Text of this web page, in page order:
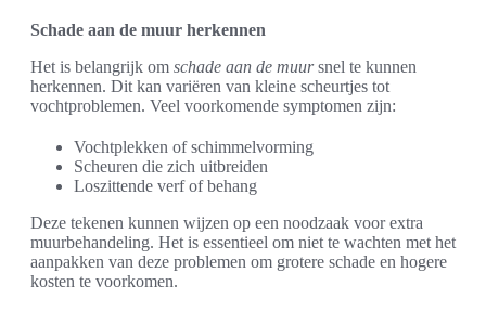
Schade aan de muur herkennen
Het is belangrijk om schade aan de muursnel te kunnen
herkennen. Dit kan variëren van kleine scheurtjes tot
vochtproblemen. Veel voorkomende symptomen zijn:
Vochtplekken of schimmelvorming
Scheuren die zich uitbreiden
Loszittende verf of behang
Deze tekenen kunnen wijzen op een noodzaak voor extra
muurbehandeling. Het is essentieel om niet te wachten met het
aanpakken van deze problemen om grotere schade en hogere
kosten te voorkomen.